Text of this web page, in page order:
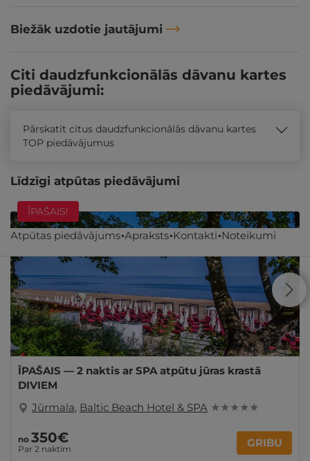
Biežāk uzdotie jautājumi
Atpūtas piedāvājums Apraksts Kontakti Noteikumi
Citi daudzfunkcionālās dāvanu kartes
piedāvājumi:
Pārskatīt citus daudzfunkcionālās dāvanu kartes
TOP piedāvājumus
Līdzīgi atpūtas piedāvājumi
ĪPAŠAIS!
ĪPAŠAIS — 2 naktis ar SPA atpūtu jūras krastā
DIVIEM
Jūrmala, Baltic Beach Hotel & SPA ★ ★ ★ ★ ★
no 350€
Par 2 naktīm GRIBU